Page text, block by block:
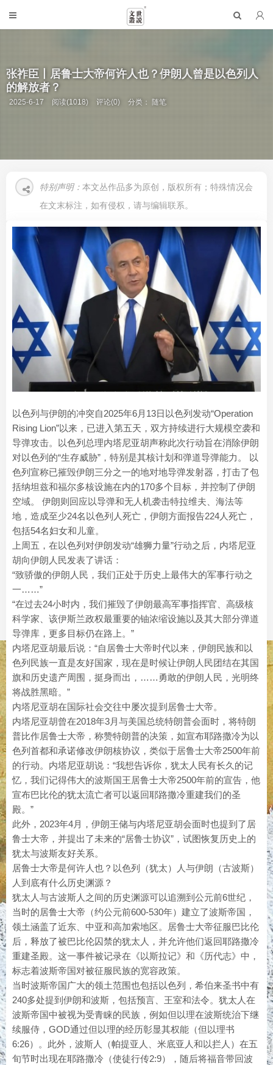
张祚臣丨居鲁士大帝何许人也？伊朗人曾是以色列人
的解放者？
2025-6-17 阅读(1018) 评论(0) 分类：随笔
特别声明： 本文丛作品多为原创，版权所有；特殊情况会
在文末标注，如有侵权，请与编辑联系。
以色列与伊朗的冲突自2025年6月13日以色列发动“Operation
Rising Lion”以来，已进入第五天，双方持续进行大规模空袭和
导弹攻击。以色列总理内塔尼亚胡声称此次行动旨在消除伊朗
对以色列的“生存威胁”，特别是其核计划和弹道导弹能力。 以
色列宣称已摧毁伊朗三分之一的地对地导弹发射器，打击了包
括纳坦兹和福尔多核设施在内的170多个目标，并控制了伊朗
空域。 伊朗则回应以导弹和无人机袭击特拉维夫、海法等
地，造成至少24名以色列人死亡，伊朗方面报告224人死亡，
包括54名妇女和儿童。
上周五，在以色列对伊朗发动“雄狮力量”行动之后，内塔尼亚
胡向伊朗人民发表了讲话：
“致骄傲的伊朗人民，我们正处于历史上最伟大的军事行动之
一……”
“在过去24小时内，我们摧毁了伊朗最高军事指挥官、高级核
科学家、该伊斯兰政权最重要的铀浓缩设施以及其大部分弹道
导弹库，更多目标仍在路上。”
内塔尼亚胡最后说：“自居鲁士大帝时代以来，伊朗民族和以
色列民族一直是友好国家，现在是时候让伊朗人民团结在其国
旗和历史遗产周围，挺身而出，……勇敢的伊朗人民，光明终
将战胜黑暗。”
内塔尼亚胡在国际社会交往中屡次提到居鲁士大帝。
内塔尼亚胡曾在2018年3月与美国总统特朗普会面时，将特朗
普比作居鲁士大帝，称赞特朗普的决策，如宣布耶路撒冷为以
色列首都和承诺修改伊朗核协议，类似于居鲁士大帝2500年前
的行动。内塔尼亚胡说：“我想告诉你，犹太人民有长久的记
忆，我们记得伟大的波斯国王居鲁士大帝2500年前的宣告，他
宣布巴比伦的犹太流亡者可以返回耶路撒冷重建我们的圣
殿。”
此外，2023年4月，伊朗王储与内塔尼亚胡会面时也提到了居
鲁士大帝，并提出了未来的“居鲁士协议”，试图恢复历史上的
犹太与波斯友好关系。
居鲁士大帝是何许人也？以色列（犹太）人与伊朗（古波斯）
人到底有什么历史渊源？
犹太人与古波斯人之间的历史渊源可以追溯到公元前6世纪，
当时的居鲁士大帝（约公元前600-530年）建立了波斯帝国，
领土涵盖了近东、中亚和高加索地区。居鲁士大帝征服巴比伦
后，释放了被巴比伦囚禁的犹太人，并允许他们返回耶路撒冷
重建圣殿。这一事件被记录在《以斯拉记》和《历代志》中，
标志着波斯帝国对被征服民族的宽容政策。
当时波斯帝国广大的领土范围也包括以色列，希伯来圣书中有
240多处提到伊朗和波斯，包括预言、王室和法令。犹太人在
波斯帝国中被视为受青睐的民族，例如但以理在波斯统治下继
续服侍，GOD通过但以理的经历彰显其权能（但以理书
6:26）。此外，波斯人（帕提亚人、米底亚人和以拦人）在五
旬节时出现在耶路撒冷（使徒行传2:9），随后将福音带回波